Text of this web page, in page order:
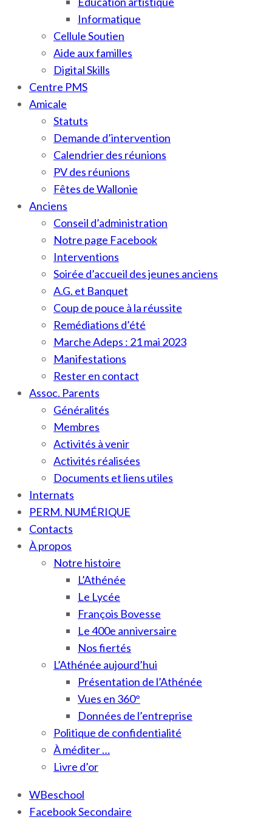
Informatique
Cellule Soutien
Aide aux familles
Digital Skills
Centre PMS
Amicale
Statuts
Demande d’intervention
Calendrier des réunions
PV des réunions
Fêtes de Wallonie
Anciens
Conseil d’administration
Notre page Facebook
Interventions
Soirée d’accueil des jeunes anciens
A.G. et Banquet
Coup de pouce à la réussite
Remédiations d’été
Marche Adeps : 21 mai 2023
Manifestations
Rester en contact
Assoc. Parents
Généralités
Membres
Activités à venir
Activités réalisées
Documents et liens utiles
Internats
PERM. NUMÉRIQUE
Contacts
À propos
Notre histoire
L’Athénée
Le Lycée
François Bovesse
Le 400e anniversaire
Nos fiertés
L’Athénée aujourd’hui
Présentation de l’Athénée
Vues en 360°
Données de l’entreprise
Politique de confidentialité
À méditer …
Livre d’or
WBeschool
Facebook Secondaire